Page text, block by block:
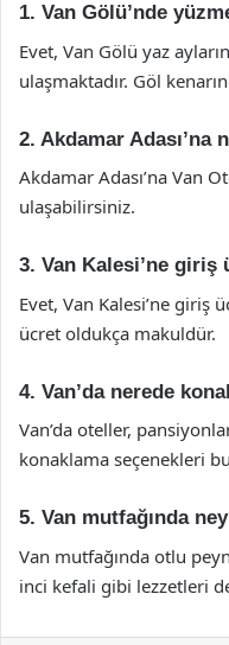
1. Van Gölü’nde
Evet, Van Gölü yaz
ulaşmaktadır. Göl
2. Akdamar Adası’na
Akdamar Adası’na Van
ulaşabilirsiniz.
3. Van Kalesi’ne giriş
Evet, Van Kalesi’ne giriş
ücret oldukça makuldür.
4. Van’da nerede
Van’da oteller,
konaklama seçenekleri
5. Van mutfağında
Van mutfağında otlu
inci kefali gibi lezzetleri